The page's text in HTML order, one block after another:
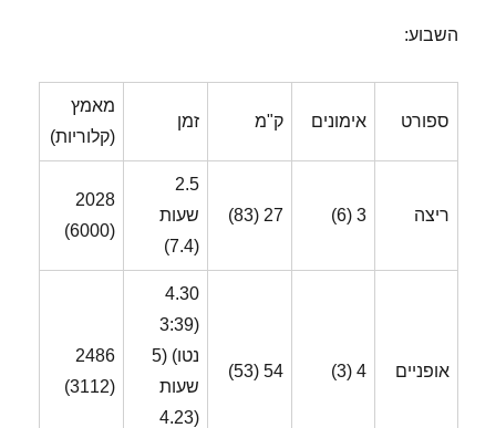
השבוע:
ספורט אימונים ק"מ זמן
מאמץ
(קלוריות)
ריצה 3 (6)
27 (83)
2.5
שעות
(7.4)
2028
(6000)
אופניים 4 (3)
54 (53)
4.30
(3:39
נטו) (5
שעות
(4.23
2486
(3112)